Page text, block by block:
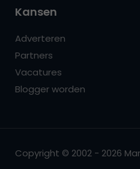
Kansen
Adverteren
Partners
Vacatures
Blogger worden
Copyright © 2002 - 2026